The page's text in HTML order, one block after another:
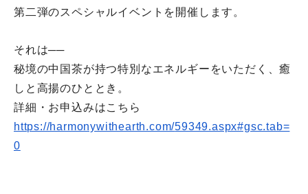
第二弾のスペシャルイベントを開催します。
それは──
秘境の中国茶が持つ特別なエネルギーをいただく、癒
しと高揚のひととき。
詳細・お申込みはこちら
https://harmonywithearth.com/59349.aspx#gsc.tab=
0